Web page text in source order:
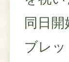
同日
ブレ